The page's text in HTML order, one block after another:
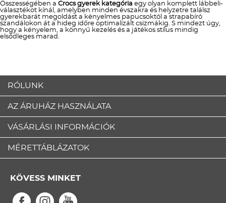
Összességében a Crocs gyerek kategória egy olyan komplett lábbeli-
választékot kínál, amelyben minden évszakra és helyzetre találsz
gyerekbarát megoldást a kényelmes papucsoktól a strapabíró
szandálokon át a hideg időre optimalizált csizmákig. S mindezt úgy,
hogy a kényelem, a könnyű kezelés és a játékos stílus mindig
elsődleges marad.
RÓLUNK
AZ ÁRUHÁZ HASZNÁLATA
VÁSÁRLÁSI INFORMÁCIÓK
MÉRETTÁBLÁZATOK
KÖVESS MINKET